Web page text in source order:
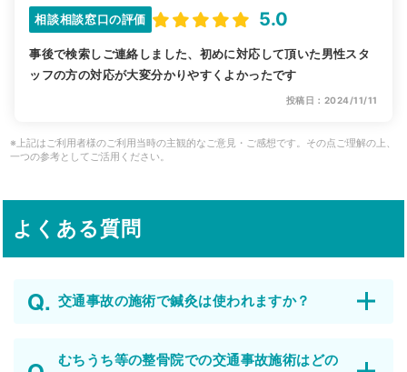
相談相談窓口の評価 5.0
事後で検索しご連絡しました、初めに対応して頂いた男性スタ
ッフの方の対応が大変分かりやすくよかったです
投稿日：2024/11/11
※上記はご利用者様のご利用当時の主観的なご意見・ご感想です。その点ご理解の上、
一つの参考としてご活用ください。
よくある質問
交通事故の施術で鍼灸は使われますか？
むちうち等の整骨院での交通事故施術はどの